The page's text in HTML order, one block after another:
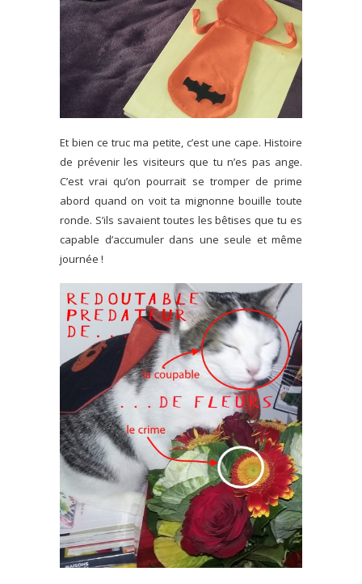
Et bien ce truc ma petite, c’est une cape. Histoire
de prévenir les visiteurs que tu n’es pas ange.
C’est vrai qu’on pourrait se tromper de prime
abord quand on voit ta mignonne bouille toute
ronde. S’ils savaient toutes les bêtises que tu es
capable d’accumuler dans une seule et même
journée !